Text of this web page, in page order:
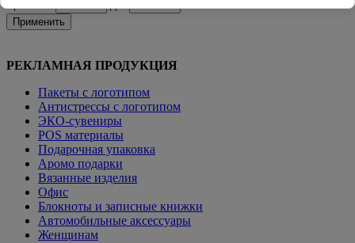
Применить
РЕКЛАМНАЯ ПРОДУКЦИЯ
Пакеты с логотипом
Антистрессы с логотипом
ЭКО-сувениры
POS материалы
Подарочная упаковка
Аромо подарки
Вязанные изделия
Офис
Блокноты и записные книжки
Автомобильные аксессуары
Женщинам